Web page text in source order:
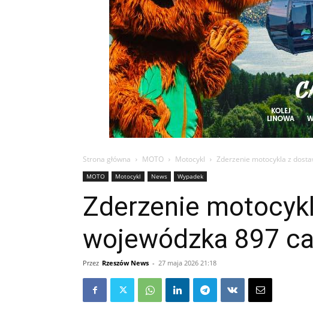
Strona główna MOTO Motocykl Zderzenie motocykla z
MOTO Motocykl News Wypadek
Zderzenie
wojewódzka 897
Przez Rzeszów News - 27 maja 2026 21:18